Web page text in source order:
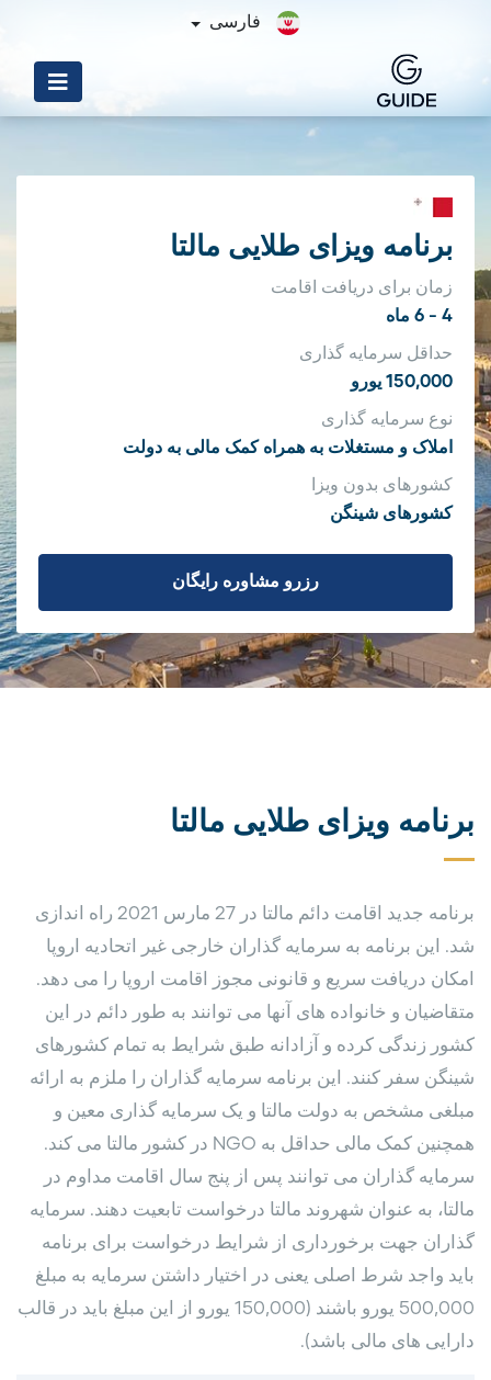
فارسی
برنامه ویزای طلایی مالتا
زمان برای دریافت اقامت
4 - 6 ماه
حداقل سرمایه گذاری
150,000 یورو
نوع سرمایه گذاری
املاک و مستغلات به همراه کمک مالی به دولت
کشورهای بدون ویزا
کشورهای شینگن
رزرو مشاوره رایگان
برنامه ویزای طلایی مالتا
برنامه جدید اقامت دائم مالتا در 27 مارس 2021 راه اندازی
شد. این برنامه به سرمایه گذاران خارجی غیر اتحادیه اروپا
امکان دریافت سریع و قانونی مجوز اقامت اروپا را می دهد.
متقاضیان و خانواده های آنها می توانند به طور دائم در این
کشور زندگی کرده و آزادانه طبق شرایط به تمام کشورهای
شینگن سفر کنند. این برنامه سرمایه گذاران را ملزم به ارائه
مبلغی مشخص به دولت مالتا و یک سرمایه گذاری معین و
همچنین کمک مالی حداقل به NGO در کشور مالتا می کند.
سرمایه گذاران می توانند پس از پنج سال اقامت مداوم در
مالتا، به عنوان شهروند مالتا درخواست تابعیت دهند. سرمایه
گذاران جهت برخورداری از شرایط درخواست برای برنامه
باید واجد شرط اصلی یعنی در اختیار داشتن سرمایه به مبلغ
500,000 یورو باشند (150,000 یورو از این مبلغ باید در قالب
دارایی های مالی باشد).